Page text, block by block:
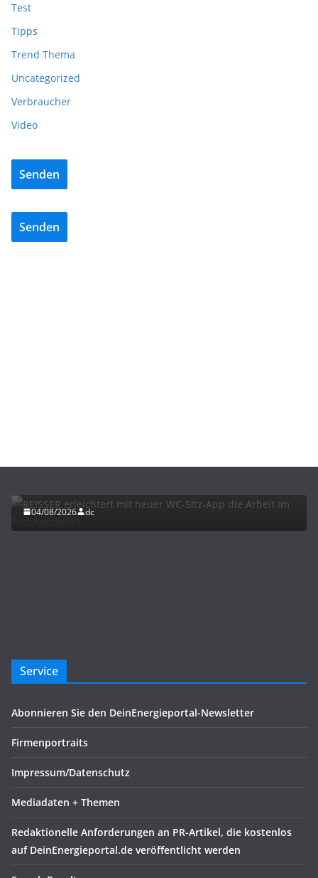
Test
Tipps
Trend Thema
Uncategorized
Verbraucher
Video
Senden
Senden
04/08/2026 dc
Service
Abonnieren Sie den DeinEnergieportal-Newsletter
Firmenportraits
Impressum/Datenschutz
Mediadaten + Themen
Redaktionelle Anforderungen an PR-Artikel, die kostenlos
auf DeinEnergieportal.de veröffentlicht werden